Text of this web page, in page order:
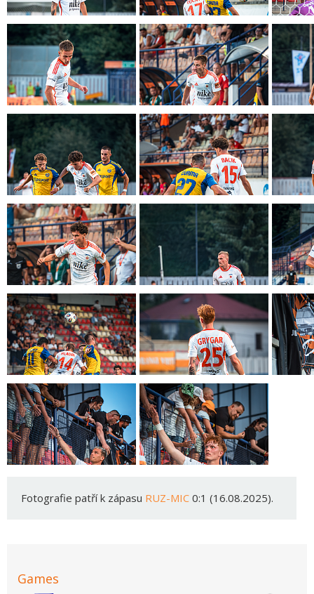
Fotografie patří k zápasu RUZ-MIC 0:1 (16.08.2025).
Games